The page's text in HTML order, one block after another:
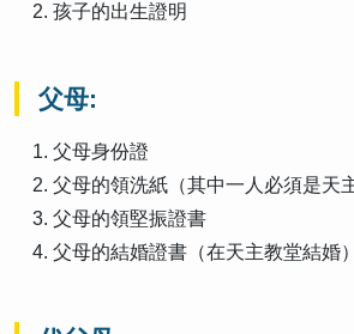
孩子的出生證明
父母:
父母身份證
父母的領洗紙（其中一人必須是天
父母的領堅振證書
父母的結婚證書（在天主教堂結婚）